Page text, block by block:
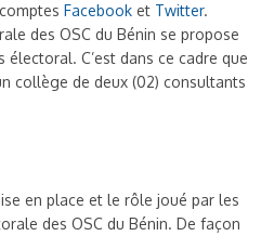
Facebook et Twitter.
des OSC du Bénin se propose
C’est dans ce cadre que
collège de deux (02) consultants
en place et le rôle joué par les
des OSC du Bénin. De façon